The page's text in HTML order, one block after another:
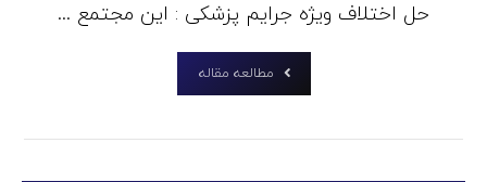
حل اختلاف ویژه جرایم پزشکی : این مجتمع ...
مطالعه مقاله